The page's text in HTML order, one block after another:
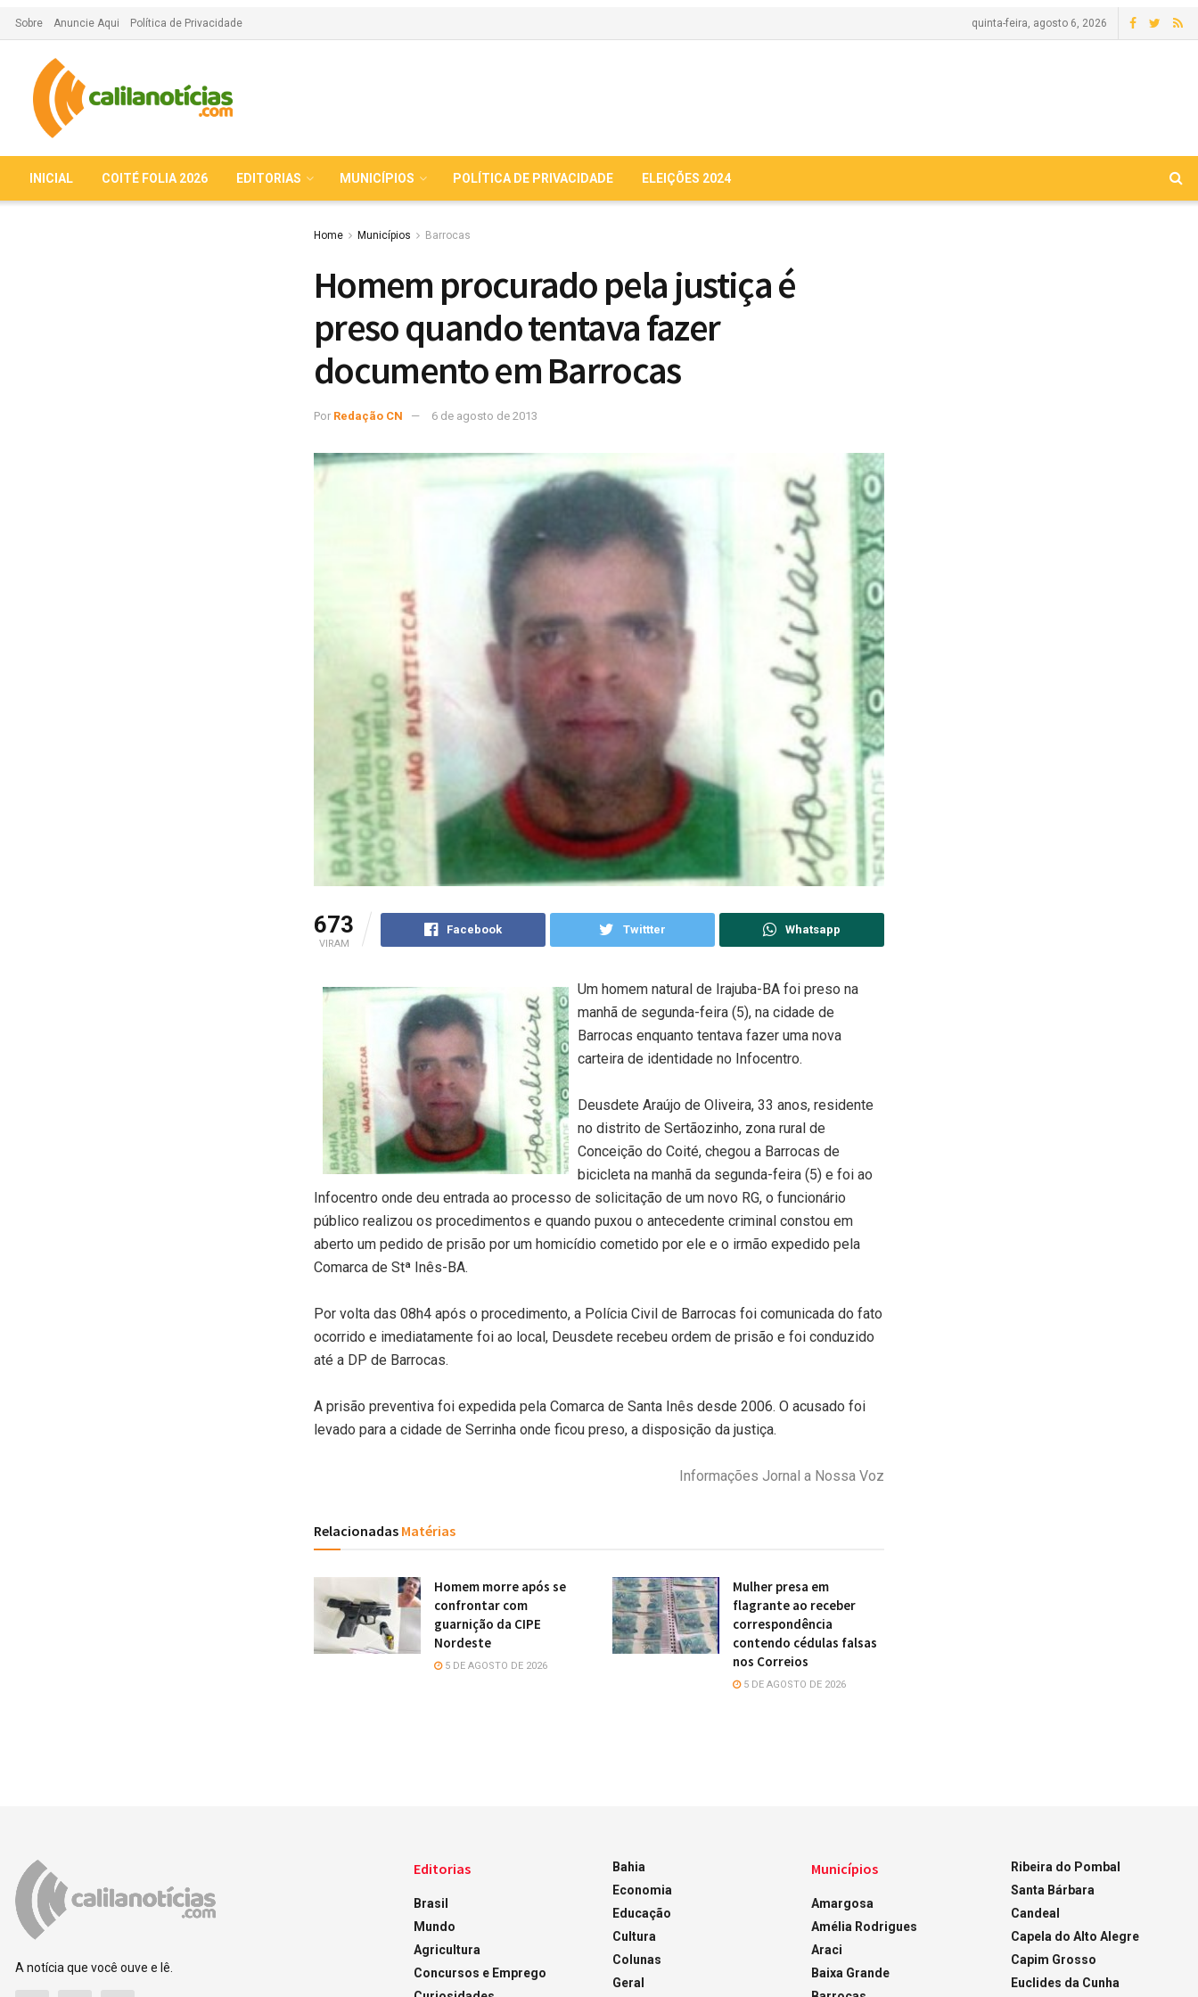
Sobre Anuncie Aqui Política de Privacidade quinta-feira, agosto 6, 2026
INICIAL COITÉ FOLIA 2026 EDITORIAS MUNICÍPIOS POLÍTICA DE PRIVACIDADE ELEIÇÕES 2024
Home Municípios Barrocas
Homem procurado pela justiça é
preso quando tentava fazer
documento em Barrocas
Por Redação CN 6 de agosto de 2013
673
VIRAM
Facebook Twittter Whatsapp
Um homem natural de Irajuba-BA foi preso na
manhã de segunda-feira (5), na cidade de
Barrocas enquanto tentava fazer uma nova
carteira de identidade no Infocentro.
Deusdete Araújo de Oliveira, 33 anos, residente
no distrito de Sertãozinho, zona rural de
Conceição do Coité, chegou a Barrocas de
bicicleta na manhã da segunda-feira (5) e foi ao
Infocentro onde deu entrada ao processo de solicitação de um novo RG, o funcionário
público realizou os procedimentos e quando puxou o antecedente criminal constou em
aberto um pedido de prisão por um homicídio cometido por ele e o irmão expedido pela
Comarca de Stª Inês-BA.
Por volta das 08h4 após o procedimento, a Polícia Civil de Barrocas foi comunicada do fato
ocorrido e imediatamente foi ao local, Deusdete recebeu ordem de prisão e foi conduzido
até a DP de Barrocas.
A prisão preventiva foi expedida pela Comarca de Santa Inês desde 2006. O acusado foi
levado para a cidade de Serrinha onde ficou preso, a disposição da justiça.
Informações Jornal a Nossa Voz
Relacionadas Matérias
Homem morre após se
confrontar com
guarnição da CIPE
Nordeste
5 DE AGOSTO DE 2026
Mulher presa em
flagrante ao receber
correspondência
contendo cédulas falsas
nos Correios
5 DE AGOSTO DE 2026
A notícia que você ouve e lê.
Editorias
Brasil
Mundo
Agricultura
Concursos e Emprego
Bahia
Economia
Educação
Cultura
Colunas
Geral
Municípios
Amargosa
Amélia Rodrigues
Araci
Baixa Grande
Ribeira do Pombal
Santa Bárbara
Candeal
Capela do Alto Alegre
Capim Grosso
Euclides da Cunha